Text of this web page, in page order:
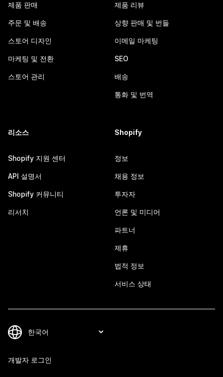
제품 판매
주문 및 배송
스토어 디자인
마케팅 및 전환
스토어 관리
제품 리뷰
상향 판매 및 번들
이메일 마케팅
SEO
배송
통화 및 번역
리소스
Shopify 지원 센터
API 설명서
Shopify 커뮤니티
리서치
Shopify
정보
채용 정보
투자자
언론 및 미디어
파트너
제휴
법적 정보
서비스 상태
개발자 로그인